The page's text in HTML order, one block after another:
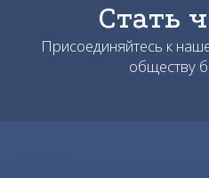
Стать
Присоединяйтесь к
обществу